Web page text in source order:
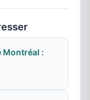
Montréal :